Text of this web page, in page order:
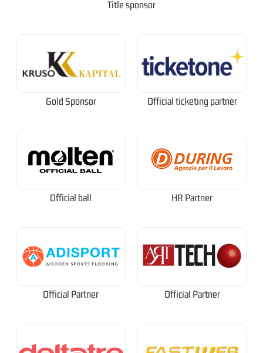
Title sponsor
Gold Sponsor Official ticketing partner
Official ball HR Partner
Official Partner Official Partner